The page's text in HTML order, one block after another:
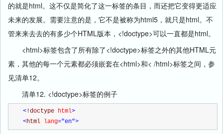
的就是html。这不仅是简化了这一标签的条目，而还把它变得更适应
未来的发展。需要注意的是，它不是被称为html5，就只是html。不
管来来去去的有多少个HTML版本，<!doctype>可以一直都是html。
<html>标签包含了所有除了<!doctype>标签之外的其他HTML元
素，其他的每一个元素都必须嵌套在<html>和< /html>标签之间，参
见清单12。
清单12. <!doctype>标签的例子
< !doctype html>
<html lang="en">